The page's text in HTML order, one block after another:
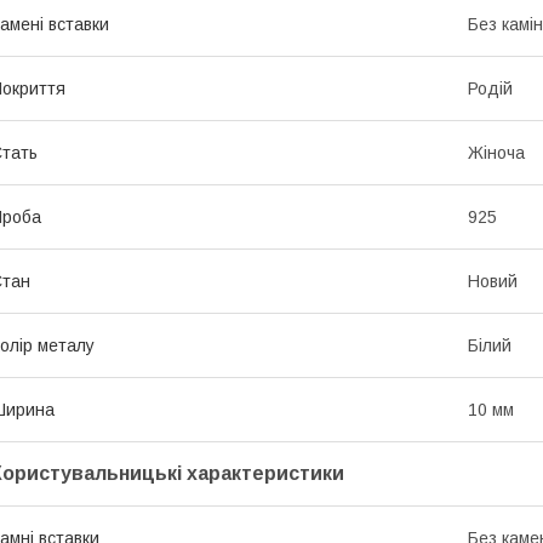
вставки Без
Родій
Жіноча
925
Новий
металу Білий
10 мм
характеристики
вставки Без